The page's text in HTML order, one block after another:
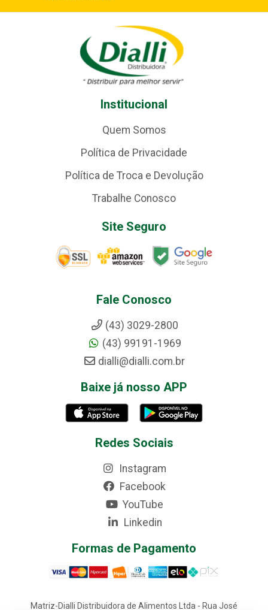
Institucional
Quem Somos
Política de Privacidade
Política de Troca e Devolução
Trabalhe Conosco
Site Seguro
Fale Conosco
(43) 3029-2800
(43) 99191-1969
dialli@dialli.com.br
Baixe já nosso APP
Redes Sociais
Instagram
Facebook
YouTube
Linkedin
Formas de Pagamento
Matriz-Dialli Distribuidora de Alimentos Ltda - Rua José